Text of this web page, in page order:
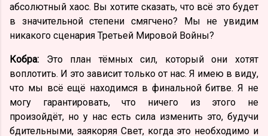
абсолютный хаос. Вы хотите сказать, что всё это будет
в значительной степени смягчено? Мы не увидим
никакого сценария Третьей Мировой Войны?
Кобра: Это план тёмных сил, который они хотят
воплотить. И это зависит только от нас. Я имею в виду,
что мы всё ещё находимся в финальной битве. Я не
могу гарантировать, что ничего из этого не
произойдёт, но у нас есть сила изменить это, будучи
бдительными, заякоряя Свет, когда это необходимо и